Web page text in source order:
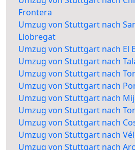
Frontera
Umzug von Stuttgart nach
Llobregat
Umzug von Stuttgart nach El
Umzug von Stuttgart nach
Umzug von Stuttgart nach
Umzug von Stuttgart nach
Umzug von Stuttgart nach
Umzug von Stuttgart nach
Umzug von Stuttgart nach
Umzug von Stuttgart nach
Umzug von Stuttgart nach